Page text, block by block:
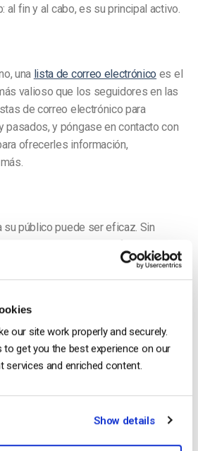
our site work properly and securely.
to get you the best experience on our
services and enriched content.
Show details
al fin y al cabo, es su principal activo.
una lista de correo electrónico es el
valioso que los seguidores en las
de correo electrónico para
pasados, y póngase en contacto con
ofrecerles información,
su público puede ser eficaz. Sin
de tener un perfil muy
objetivo. Cuanto más pueda reducir
mejor.
de establecer asociaciones
OTT, creadores de
relaciones de beneficio mutuo que le
más amplio. La marca compartida